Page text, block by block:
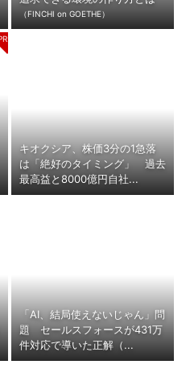
（FINCHI on GOETHE）
キオクシア、株価3分の1急落
は「絶好のタイミング」 過去
最高益と8000億円自社...
「AI、結局使えないじゃん」問
題 セールスフォースが431万
件対応で導いた正解（...